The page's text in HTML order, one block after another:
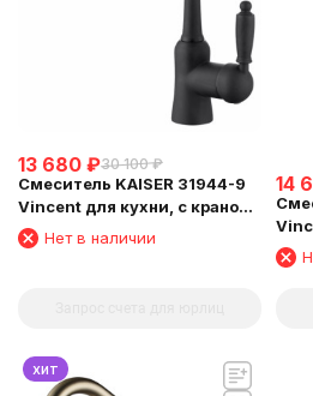
13 680 ₽30 100 ₽
Смеситель KAISER 31944-9
Vincent для кухни, с краном
для питьевой воды, черный
матовый
Нет в наличии
14
для
хит